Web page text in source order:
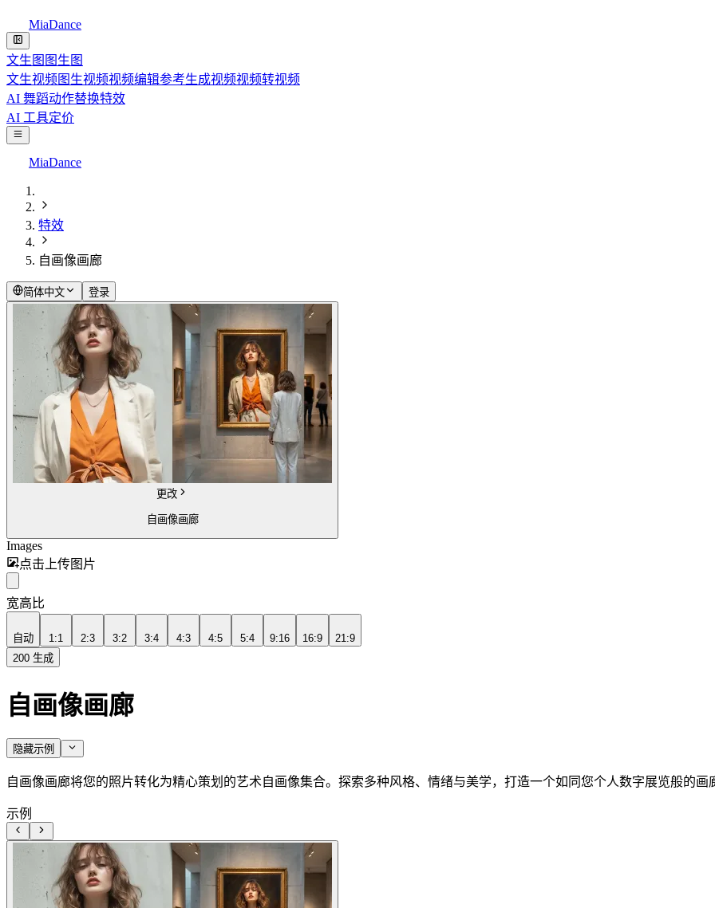
MiaDance
文生图 图生图
文生视频 图生视频视频编辑参考生成视频视频转视频
AI 舞蹈动作替换特效
AI 工具定价
MiaDance
特效
自画像画廊
简体中文 登录
更改
自画像画廊
Images
点击上传图片
宽高比
自动 1:1 2:3 3:2 3:4 4:3 4:5 5:4 9:16 16:9
21:9
200 生成
自画像画廊
隐藏示例
自画像画廊将您的照片转化为精心策划的艺术自画像集合。探索多种风格、情绪与美学，打造一个如同您个人数字展览般的画
示例